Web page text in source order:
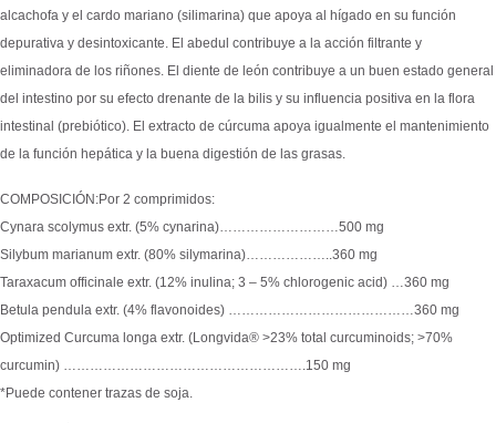
alcachofa y el cardo mariano (silimarina) que apoya al hígado en su función
depurativa y desintoxicante. El abedul contribuye a la acción filtrante y
eliminadora de los riñones. El diente de león contribuye a un buen estado general
del intestino por su efecto drenante de la bilis y su influencia positiva en la flora
intestinal (prebiótico). El extracto de cúrcuma apoya igualmente el mantenimiento
de la función hepática y la buena digestión de las grasas.
COMPOSICIÓN:Por 2 comprimidos:
Cynara scolymus extr. (5% cynarina)………………………500 mg
Silybum marianum extr. (80% silymarina)………………..360 mg
Taraxacum officinale extr. (12% inulina; 3 – 5% chlorogenic acid) …360 mg
Betula pendula extr. (4% flavonoides) ……………………………………360 mg
Optimized Curcuma longa extr. (Longvida® >23% total curcuminoids; >70%
curcumin) ……………………………………………….150 mg
*Puede contener trazas de soja.